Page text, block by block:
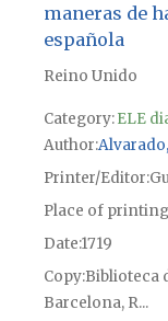
maneras de
española
Reino Unido
Category:ELE
Author
Printer/Editor
Place of printing
Date1719
CopyBiblioteca
Barcelona, R...